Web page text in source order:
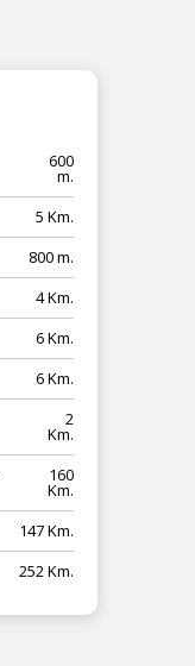
600
m.
5 Km.
800 m.
4 Km.
6 Km.
6 Km.
2
Km.
160
Km.
147 Km.
252 Km.